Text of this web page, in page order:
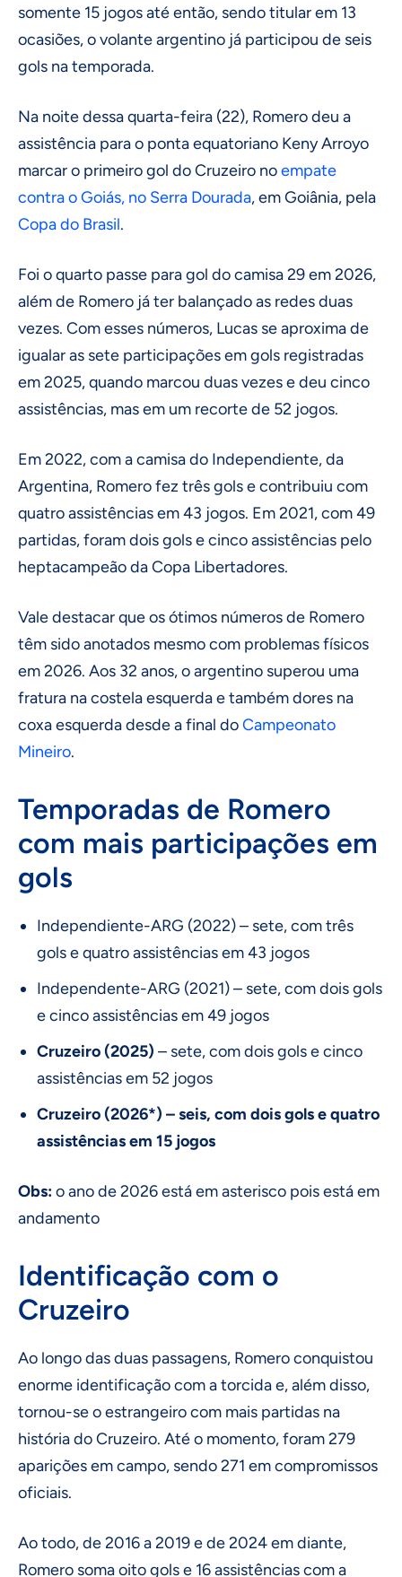
somente 15 jogos até então, sendo titular em 13
ocasiões, o volante argentino já participou de seis
gols na temporada.
Na noite dessa quarta-feira (22), Romero deu a
assistência para o ponta equatoriano Keny Arroyo
marcar o primeiro gol do Cruzeiro noempate
contra o Goiás, no Serra Dourada, em Goiânia, pela
Copa do Brasil.
Foi o quarto passe para gol do camisa 29 em 2026,
além de Romero já ter balançado as redes duas
vezes. Com esses números, Lucas se aproxima de
igualar as sete participações em gols registradas
em 2025, quando marcou duas vezes e deu cinco
assistências, mas em um recorte de 52 jogos.
Em 2022, com a camisa do Independiente, da
Argentina, Romero fez três gols e contribuiu com
quatro assistências em 43 jogos. Em 2021, com 49
partidas, foram dois gols e cinco assistências pelo
heptacampeão da Copa Libertadores.
Vale destacar que os ótimos números de Romero
têm sido anotados mesmo com problemas físicos
em 2026. Aos 32 anos, o argentino superou uma
fratura na costela esquerda e também dores na
coxa esquerda desde a final doCampeonato
Mineiro.
Temporadas de Romero
com mais participações em
gols
Independiente-ARG (2022) – sete, com três
gols e quatro assistências em 43 jogos
Independente-ARG (2021) – sete, com dois gols
e cinco assistências em 49 jogos
Cruzeiro (2025) – sete, com dois gols e cinco
assistências em 52 jogos
Cruzeiro (2026*) – seis, com dois gols e quatro
assistências em 15 jogos
Obs:o ano de 2026 está em asterisco pois está em
andamento
Identificação com o
Cruzeiro
Ao longo das duas passagens, Romero conquistou
enorme identificação com a torcida e, além disso,
tornou-se o estrangeiro com mais partidas na
história do Cruzeiro. Até o momento, foram 279
aparições em campo, sendo 271 em compromissos
oficiais.
Ao todo, de 2016 a 2019 e de 2024 em diante,
Romero soma oito gols e 16 assistências com a